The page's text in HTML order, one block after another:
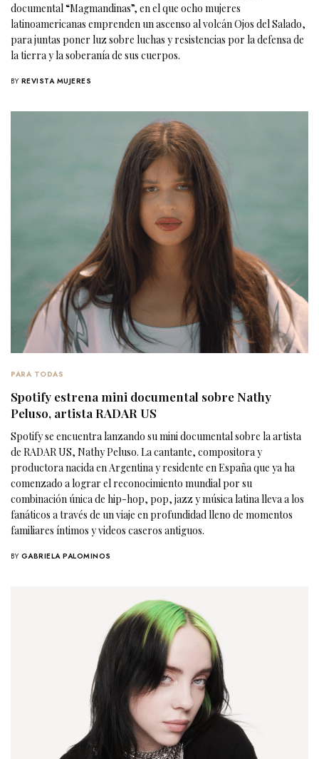
documental “Magmandinas”, en el que ocho mujeres
latinoamericanas emprenden un ascenso al volcán Ojos del Salado,
para juntas poner luz sobre luchas y resistencias por la defensa de
la tierra y la soberanía de sus cuerpos.
BY REVISTA MUJERES
PARA TODAS
Spotify estrena mini documental sobre Nathy
Peluso, artista RADAR US
Spotify se encuentra lanzando su mini documental sobre la artista
de RADAR US, Nathy Peluso. La cantante, compositora y
productora nacida en Argentina y residente en España que ya ha
comenzado a lograr el reconocimiento mundial por su
combinación única de hip-hop, pop, jazz y música latina lleva a los
fanáticos a través de un viaje en profundidad lleno de momentos
familiares íntimos y videos caseros antiguos.
BY GABRIELA PALOMINOS